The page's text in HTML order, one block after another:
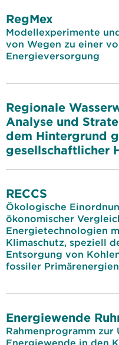
RegMex
Modellexperimente
von Wegen zu einer
Energieversorgung
Regionale
Analyse und
dem Hintergrund
gesellschaftlicher
RECCS
Ökologische
ökonomischer
Energietechnologien
Klimaschutz, speziell
Entsorgung von
fossiler Primärenergien
Energiewende
Rahmenprogramm zur